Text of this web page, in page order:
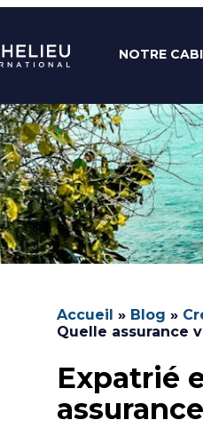
NOTRE
Accueil » Blog »
Quelle assurance
Expatrié